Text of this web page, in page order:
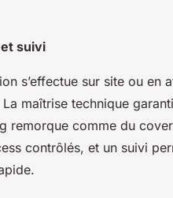
suivi
s’effectue sur site ou en
maîtrise technique
remorque comme du
contrôlés, et un suivi